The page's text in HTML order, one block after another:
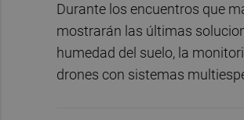
Durante los encuentros que
mostrarán las últimas
humedad del suelo, la
drones con sistemas